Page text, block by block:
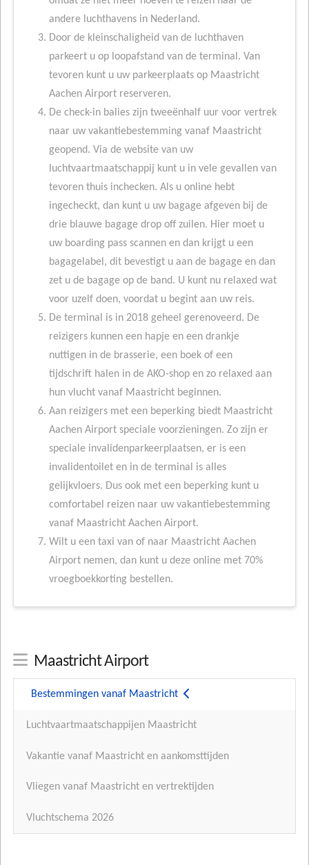
andere luchthavens in Nederland.
Door de kleinschaligheid van de luchthaven
parkeert u op loopafstand van de terminal. Van
tevoren kunt u uw parkeerplaats op Maastricht
Aachen Airport reserveren.
De check-in balies zijn tweeënhalf uur voor vertrek
naar uw vakantiebestemming vanaf Maastricht
geopend. Via de website van uw
luchtvaartmaatschappij kunt u in vele gevallen van
tevoren thuis inchecken. Als u online hebt
ingecheckt, dan kunt u uw bagage afgeven bij de
drie blauwe bagage drop off zuilen. Hier moet u
uw boarding pass scannen en dan krijgt u een
bagagelabel, dit bevestigt u aan de bagage en dan
zet u de bagage op de band. U kunt nu relaxed wat
voor uzelf doen, voordat u begint aan uw reis.
De terminal is in 2018 geheel gerenoveerd. De
reizigers kunnen een hapje en een drankje
nuttigen in de brasserie, een boek of een
tijdschrift halen in de AKO-shop en zo relaxed aan
hun vlucht vanaf Maastricht beginnen.
Aan reizigers met een beperking biedt Maastricht
Aachen Airport speciale voorzieningen. Zo zijn er
speciale invalidenparkeerplaatsen, er is een
invalidentoilet en in de terminal is alles
gelijkvloers. Dus ook met een beperking kunt u
comfortabel reizen naar uw vakantiebestemming
vanaf Maastricht Aachen Airport.
Wilt u een taxi van of naar Maastricht Aachen
Airport nemen, dan kunt u deze online met 70%
vroegboekkorting bestellen.
Maastricht Airport
Bestemmingen vanaf Maastricht
Luchtvaartmaatschappijen Maastricht
Vakantie vanaf Maastricht en aankomsttijden
Vliegen vanaf Maastricht en vertrektijden
Vluchtschema 2026